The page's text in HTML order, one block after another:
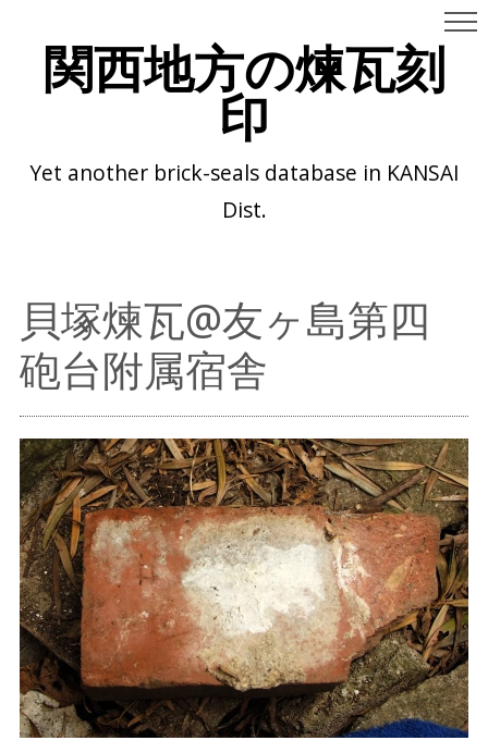
関西地方の煉瓦刻
印
Yet another brick-seals database in KANSAI
Dist.
貝塚煉瓦@友ヶ島第四
砲台附属宿舎